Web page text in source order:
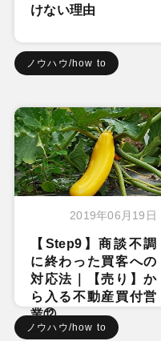
けない理由
ノウハウ/how to
2019年06月19日
【Step9】商談不調
に終わった買客への
対応法｜【売り】か
ら入る不動産買付営
業⑫
ノウハウ/how to